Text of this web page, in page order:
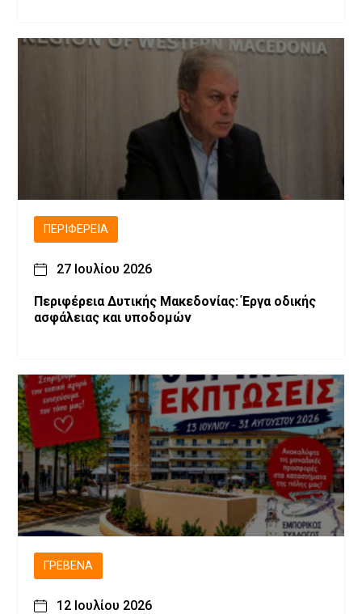
ΠΕΡΙΦΈΡΕΙΑ
27 Ιουλίου 2026
Περιφέρεια Δυτικής Μακεδονίας: Έργα οδικής
ασφάλειας και υποδομών
ΓΡΕΒΕΝΆ
12 Ιουλίου 2026